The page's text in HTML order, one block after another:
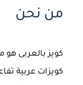
من نحن
كويز بالعربى هو
كويزات عربية